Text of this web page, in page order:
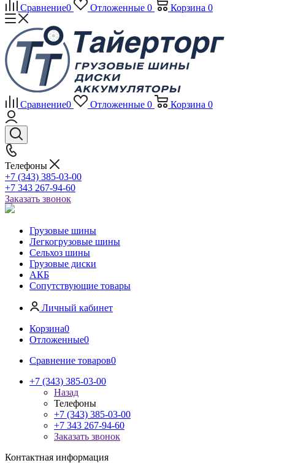
Сравнение0 Отложенные 0 Корзина 0
Сравнение0 Отложенные 0 Корзина 0
Телефоны
+7 (343) 385-03-00
+7 343 267-94-60
Заказать звонок
Грузовые шины
Легкогрузовые шины
Сельхоз шины
Грузовые диски
АКБ
Сопутствующие товары
Личный кабинет
Корзина0
Отложенные0
Сравнение товаров0
+7 (343) 385-03-00
Назад
Телефоны
+7 (343) 385-03-00
+7 343 267-94-60
Заказать звонок
Контактная информация